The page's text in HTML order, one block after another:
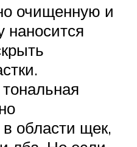
очищенную и
наносится
области щек,